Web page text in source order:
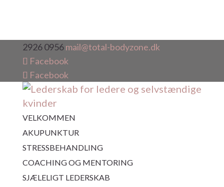
2926 0956mail@total-bodyzone.dk
Facebook
Facebook
VELKOMMEN
AKUPUNKTUR
STRESSBEHANDLING
COACHING OG MENTORING
SJÆLELIGT LEDERSKAB